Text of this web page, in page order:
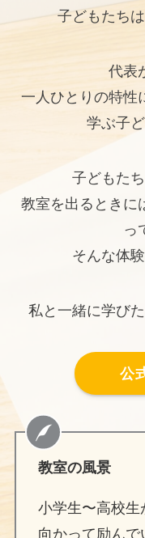
子どもたち
代表
一人ひとりの特性
学ぶ子
子どもた
教室を出るときに
っ
そんな体
私と一緒に学び
公
教室の風景
小学生〜高校生
向かって励んで